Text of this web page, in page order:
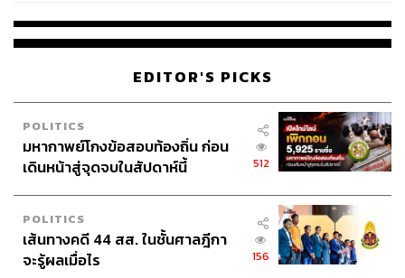
EDITOR'S PICKS
POLITICS
มหากาพย์โกงข้อสอบท้องถิ่น ก่อน
เดินหน้าสู่จุดจบในสัปดาห์นี้
512
POLITICS
เส้นทางคดี 44 สส. ในชั้นศาลฎีกา
จะรู้ผลเมื่อไร
156